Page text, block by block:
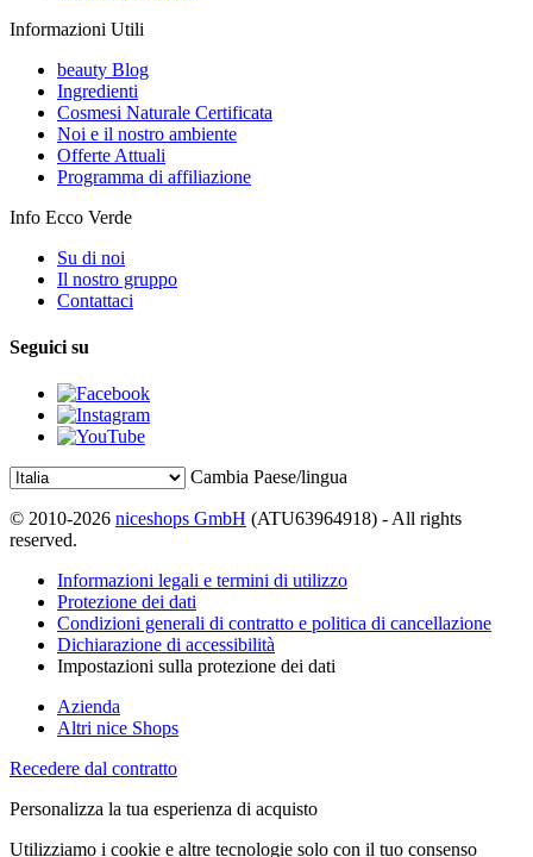
Informazioni Utili
beauty Blog
Ingredienti
Cosmesi Naturale Certificata
Noi e il nostro ambiente
Offerte Attuali
Programma di affiliazione
Info Ecco Verde
Su di noi
Il nostro gruppo
Contattaci
Seguici su
Cambia Paese/lingua
© 2010-2026 niceshops GmbH (ATU63964918) - All rights
reserved.
Informazioni legali e termini di utilizzo
Protezione dei dati
Condizioni generali di contratto e politica di cancellazione
Dichiarazione di accessibilità
Impostazioni sulla protezione dei dati
Azienda
Altri nice Shops
Recedere dal contratto
Personalizza la tua esperienza di acquisto
Utilizziamo i cookie e altre tecnologie solo con il tuo consenso